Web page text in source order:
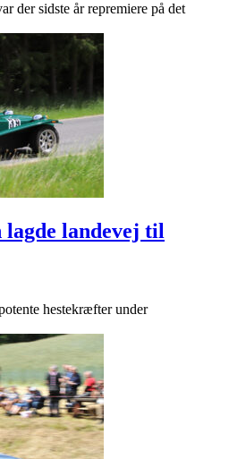
der sidste år repremiere på det
lagde landevej til
hestekræfter under